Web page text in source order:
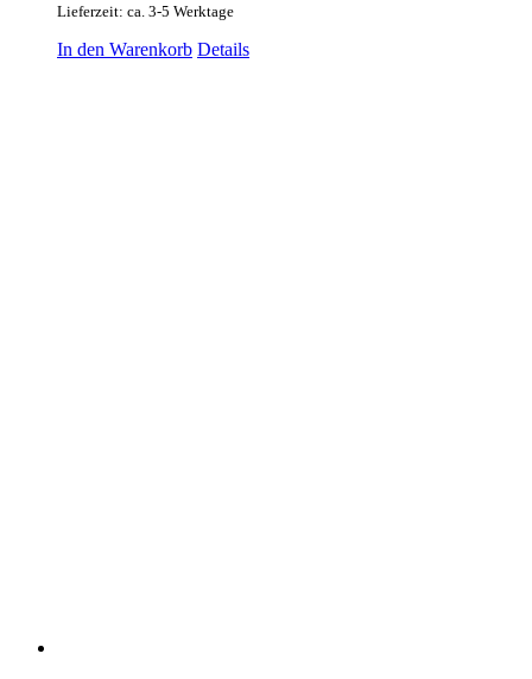
Lieferzeit: ca. 3-5 Werktage
In den Warenkorb Details